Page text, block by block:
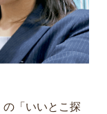
「いいとこ探